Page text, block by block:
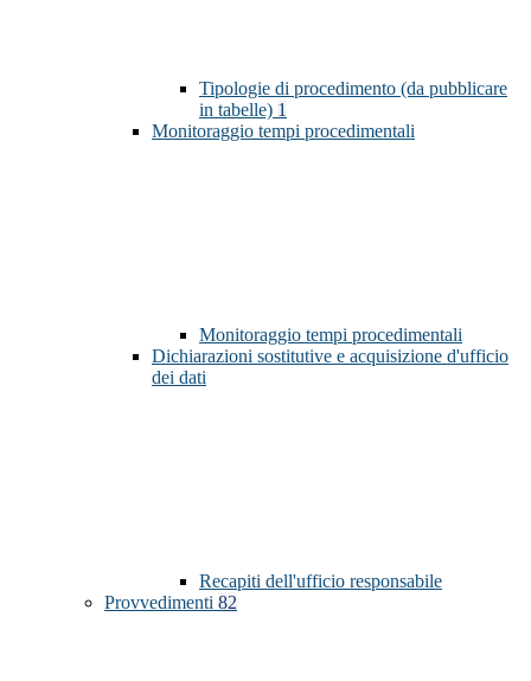
Tipologie di procedimento (da pubblicare
in tabelle) 1
Monitoraggio tempi procedimentali
Monitoraggio tempi procedimentali
Dichiarazioni sostitutive e acquisizione d'ufficio
dei dati
Recapiti dell'ufficio responsabile
Provvedimenti 82